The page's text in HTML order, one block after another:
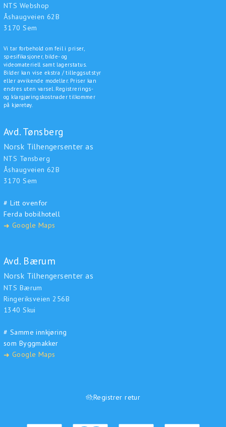
NTS Webshop
Åshaugveien 62B
3170 Sem
Vi tar forbehold om feil i priser,
spesifikasjoner, bilde- og
videomateriell samt lagerstatus.
Bilder kan vise ekstra / tilleggsutstyr
eller avvikende modeller. Priser kan
endres uten varsel. Registrerings-
og klargjøringskostnader tilkommer
på kjøretøy.
Avd. Tønsberg
Norsk Tilhengersenter as
NTS Tønsberg
Åshaugveien 62B
3170 Sem
# Litt ovenfor
Ferda bobilhotell
➜ Google Maps
Avd. Bærum
Norsk Tilhengersenter as
NTS Bærum
Ringeriksveien 256B
1340 Skui
# Samme innkjøring
som Byggmakker
➜ Google Maps
Registrer retur